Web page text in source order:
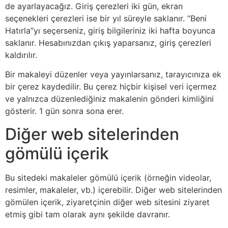
de ayarlayacağız. Giriş çerezleri iki gün, ekran
seçenekleri çerezleri ise bir yıl süreyle saklanır. “Beni
Hatırla”yı seçerseniz, giriş bilgileriniz iki hafta boyunca
saklanır. Hesabınızdan çıkış yaparsanız, giriş çerezleri
kaldırılır.
Bir makaleyi düzenler veya yayınlarsanız, tarayıcınıza ek
bir çerez kaydedilir. Bu çerez hiçbir kişisel veri içermez
ve yalnızca düzenlediğiniz makalenin gönderi kimliğini
gösterir. 1 gün sonra sona erer.
Diğer web sitelerinden
gömülü içerik
Bu sitedeki makaleler gömülü içerik (örneğin videolar,
resimler, makaleler, vb.) içerebilir. Diğer web sitelerinden
gömülen içerik, ziyaretçinin diğer web sitesini ziyaret
etmiş gibi tam olarak aynı şekilde davranır.